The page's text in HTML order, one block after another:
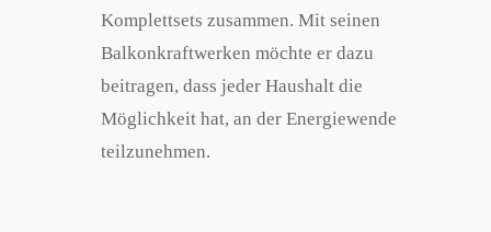
Komplettsets zusammen. Mit seinen
Balkonkraftwerken möchte er dazu
beitragen, dass jeder Haushalt die
Möglichkeit hat, an der Energiewende
teilzunehmen.